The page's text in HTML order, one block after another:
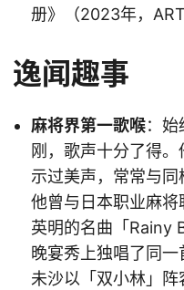
册》（2023年，
逸闻趣事
麻将界第一歌喉：
刚，歌声十分了得
示过美声，常常与同
他曾与日本职业麻
英明的名曲「Rainy
晚宴秀上独唱了同
未沙以「双小林」